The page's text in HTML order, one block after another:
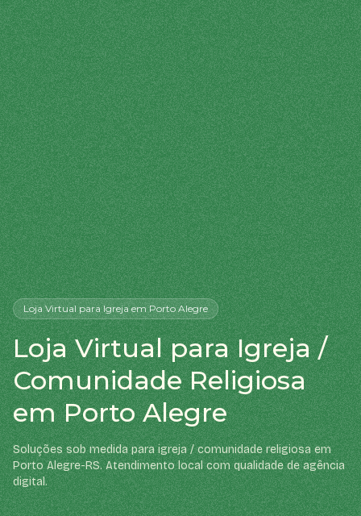
Loja Virtual para Igrejaem Porto Alegre
Loja Virtual para Igreja /
Comunidade Religiosa
em Porto Alegre
Soluções sob medida para igreja / comunidade religiosa em
Porto Alegre-RS. Atendimento local com qualidade de agência
digital.